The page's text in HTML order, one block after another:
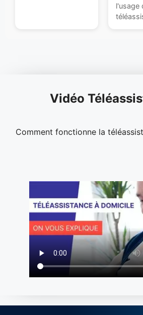
l'usage
Vidéo
Comment fonctionne la